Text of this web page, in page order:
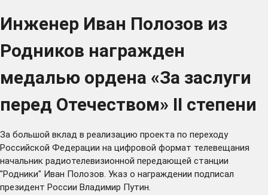
Инженер Иван Полозов из
Родников награжден
медалью ордена «За заслуги
перед Отечеством» II степени
За большой вклад в реализацию проекта по переходу
Российской Федерации на цифровой формат телевещания
начальник радиотелевизионной передающей станции
"Родники" Иван Полозов. Указ о награждении подписал
президент России Владимир Путин.